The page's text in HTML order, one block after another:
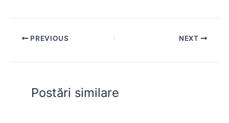
c
e
o
o
k
at
s
p
p
s
n
g
er
itt er
e
d ar
PREVIOUS NEXT
Postări similare